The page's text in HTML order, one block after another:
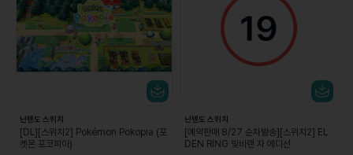
닌텐도 스위치
[DL][스위치2] Pokémon Pokopia (포
켓몬 포코피아)
닌텐도 스위치
[예약판매 8/27 순차발송][스위치2] EL
DEN RING 빛바랜 자 에디션